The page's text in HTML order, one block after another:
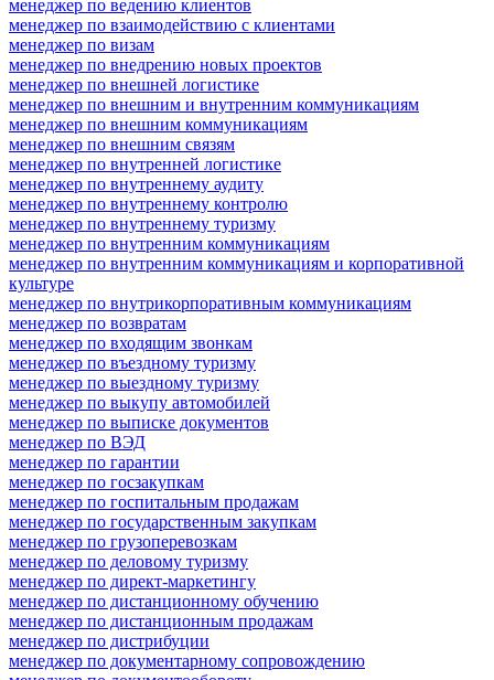
менеджер по ведению клиентов
менеджер по взаимодействию с клиентами
менеджер по визам
менеджер по внедрению новых проектов
менеджер по внешней логистике
менеджер по внешним и внутренним коммуникациям
менеджер по внешним коммуникациям
менеджер по внешним связям
менеджер по внутренней логистике
менеджер по внутреннему аудиту
менеджер по внутреннему контролю
менеджер по внутреннему туризму
менеджер по внутренним коммуникациям
менеджер по внутренним коммуникациям и корпоративной
культуре
менеджер по внутрикорпоративным коммуникациям
менеджер по возвратам
менеджер по входящим звонкам
менеджер по въездному туризму
менеджер по выездному туризму
менеджер по выкупу автомобилей
менеджер по выписке документов
менеджер по ВЭД
менеджер по гарантии
менеджер по госзакупкам
менеджер по госпитальным продажам
менеджер по государственным закупкам
менеджер по грузоперевозкам
менеджер по деловому туризму
менеджер по директ-маркетингу
менеджер по дистанционному обучению
менеджер по дистанционным продажам
менеджер по дистрибуции
менеджер по документарному сопровождению